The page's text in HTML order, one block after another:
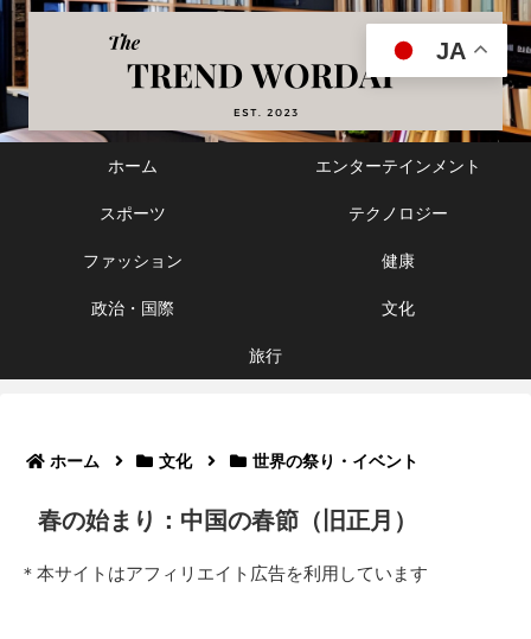
ホーム エンターテインメント
スポーツ テクノロジー
ファッション 健康
政治・国際 文化
旅行
ホーム 文化 世界の祭り・イベント
春の始まり：中国の春節（旧正月）
＊本サイトはアフィリエイト広告を利用しています
JA